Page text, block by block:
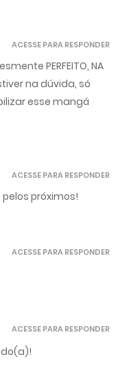
PERFEITO, NA
na dúvida, só
esse mangá
ACESSE PARA RESPONDER
próximos!
ACESSE PARA RESPONDER
ACESSE PARA RESPONDER
ACESSE PARA RESPONDER